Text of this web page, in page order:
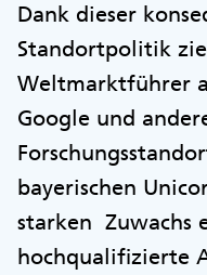
Dank dieser
Standortpolitik
Weltmarktführer
Google und
bayerischen
starken Zuwachs
hochqualifizierte